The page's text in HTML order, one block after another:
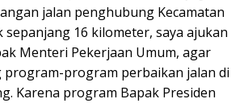
jalan penghubung Kecamatan
sepanjang 16 kilometer, saya ajukan
Menteri Pekerjaan Umum, agar
program-program perbaikan jalan di
Karena program Bapak Presiden